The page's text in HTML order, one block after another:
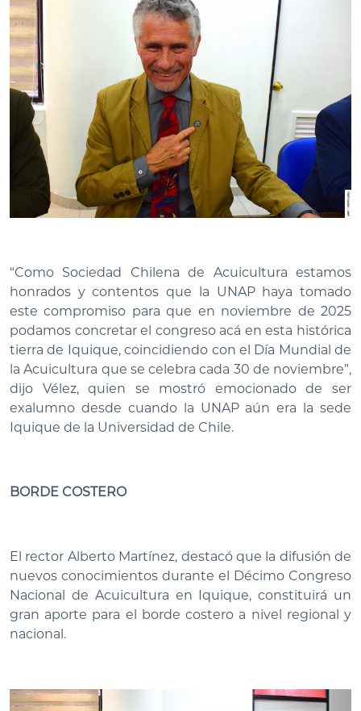
“Como Sociedad Chilena de Acuicultura estamos
honrados y contentos que la UNAP haya tomado
este compromiso para que en noviembre de 2025
podamos concretar el congreso acá en esta histórica
tierra de Iquique, coincidiendo con el Día Mundial de
la Acuicultura que se celebra cada 30 de noviembre”,
dijo Vélez, quien se mostró emocionado de ser
exalumno desde cuando la UNAP aún era la sede
Iquique de la Universidad de Chile.
BORDE COSTERO
El rector Alberto Martínez, destacó que la difusión de
nuevos conocimientos durante el Décimo Congreso
Nacional de Acuicultura en Iquique, constituirá un
gran aporte para el borde costero a nivel regional y
nacional.